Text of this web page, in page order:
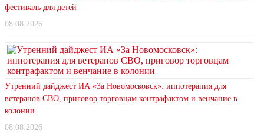
фестиваль для детей
08.08.2026
Утренний дайджест ИА «За Новомосковск»: иппотерапия для
ветеранов СВО, приговор торговцам контрафактом и венчание в
колонии
08.08.2026